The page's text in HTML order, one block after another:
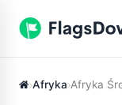
Afryka Afryka